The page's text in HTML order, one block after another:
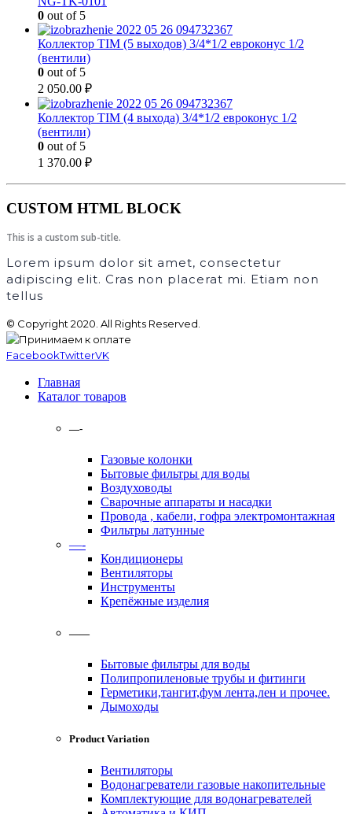
0 out of 5
Коллектор TIM (5 выходов) 3/4*1/2 евроконус 1/2
(вентили)
0 out of 5
2 050.00 ₽
Коллектор TIM (4 выхода) 3/4*1/2 евроконус 1/2
(вентили)
0 out of 5
1 370.00 ₽
CUSTOM HTML BLOCK
This is a custom sub-title.
Lorem ipsum dolor sit amet, consectetur
adipiscing elit. Cras non placerat mi. Etiam non
tellus
© Copyright 2020. All Rights Reserved.
FacebookTwitterVK
Главная
Каталог товаров
—-
Газовые колонки
Бытовые фильтры для воды
Воздуховоды
Сварочные аппараты и насадки
Провода , кабели, гофра электромонтажная
Фильтры латунные
—-
Кондиционеры
Вентиляторы
Инструменты
Крепёжные изделия
——
Бытовые фильтры для воды
Полипропиленовые трубы и фитинги
Герметики,тангит,фум лента,лен и прочее.
Дымоходы
Product Variation
Вентиляторы
Водонагреватели газовые накопительные
Комплектующие для водонагревателей